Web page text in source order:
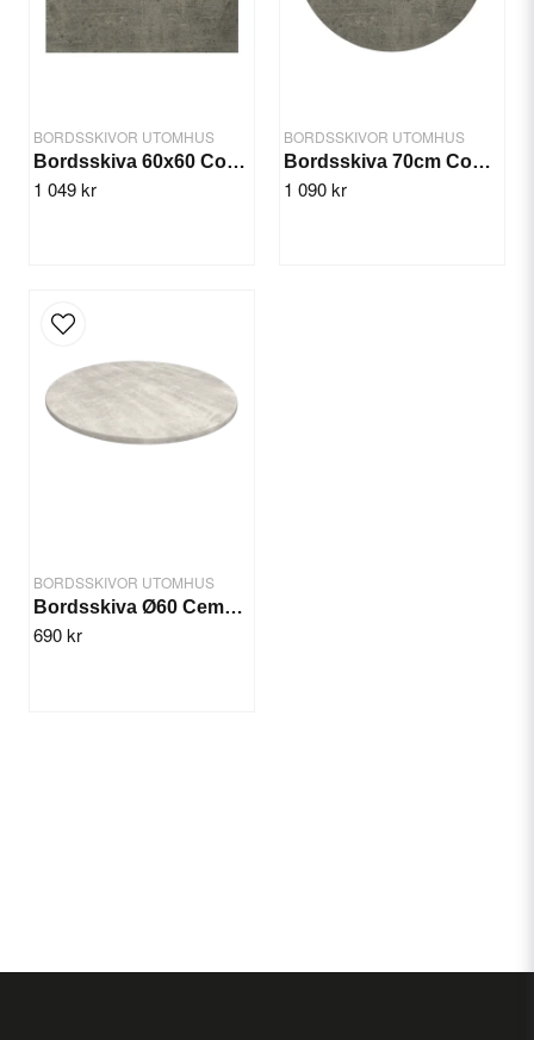
BORDSSKIVOR UTOMHUS
Bordsskiva 60x60 Concrete
1 049 kr
BORDSSKIVOR UTOMHUS
Bordsskiva 70cm Concrete
1 090 kr
BORDSSKIVOR UTOMHUS
Bordsskiva Ø60 Cement Smart Top
690 kr